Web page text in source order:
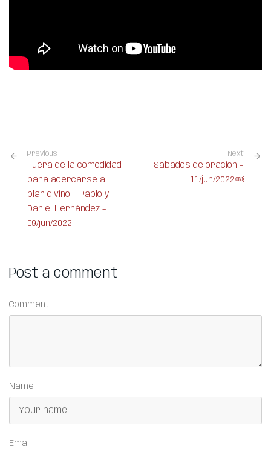
Previous
Fuera de la comodidad
para acercarse al
plan divino – Pablo y
Daniel Hernández –
09/jun/2022
Next
Sábados de oración –
11/jun/2022￼
Post a comment
Comment
Name
Email